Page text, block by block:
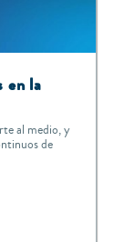
en la
al medio, y
de